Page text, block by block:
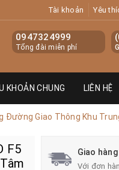
Tài khoản Yêu
(
0947324999
Tổng đài miễn phí
KHOẢN CHUNG LIÊN HỆ
Đường Giao Thông Khu
F5
Giao
Với đơn